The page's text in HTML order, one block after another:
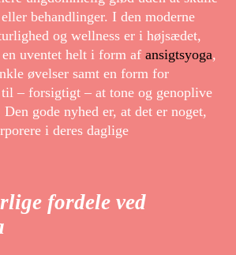
behandlinger. I den moderne
og wellness er i højsædet,
uventet helt i form af ansigtsyoga,
øvelser samt en form for
til – forsigtigt – at tone og genoplive
gode nyhed er, at det er noget,
i deres daglige
fordele ved